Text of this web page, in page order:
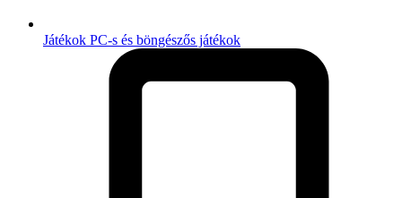
Játékok PC-s és böngészős játékok